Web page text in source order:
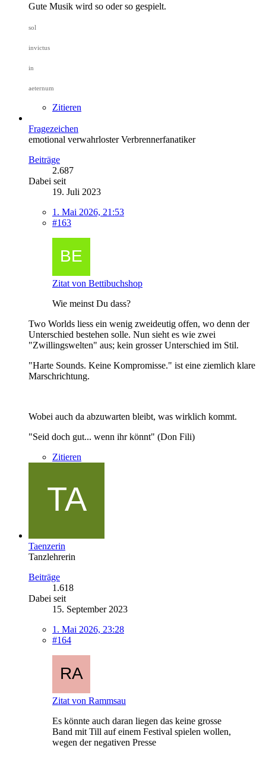
Gute Musik wird so oder so gespielt.
sol
invictus
in
aeternum
Zitieren
Fragezeichen
emotional verwahrloster Verbrennerfanatiker
Beiträge
2.687
Dabei seit
19. Juli 2023
1. Mai 2026, 21:53
#163
Zitat von Bettibuchshop
Wie meinst Du dass?
Two Worlds liess ein wenig zweideutig offen, wo denn der
Unterschied bestehen solle. Nun sieht es wie zwei
"Zwillingswelten" aus; kein grosser Unterschied im Stil.
"Harte Sounds. Keine Kompromisse." ist eine ziemlich klare
Marschrichtung.
Wobei auch da abzuwarten bleibt, was wirklich kommt.
"Seid doch gut... wenn ihr könnt" (Don Fili)
Zitieren
Taenzerin
Tanzlehrerin
Beiträge
1.618
Dabei seit
15. September 2023
1. Mai 2026, 23:28
#164
Zitat von Rammsau
Es könnte auch daran liegen das keine grosse
Band mit Till auf einem Festival spielen wollen,
wegen der negativen Presse